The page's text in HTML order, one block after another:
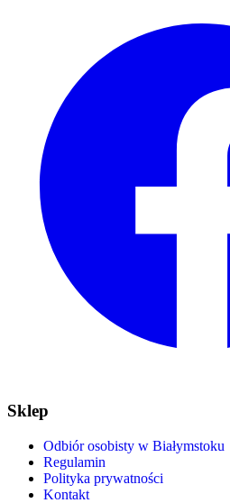
Sklep
Odbiór osobisty w Białymstoku
Regulamin
Polityka prywatności
Kontakt